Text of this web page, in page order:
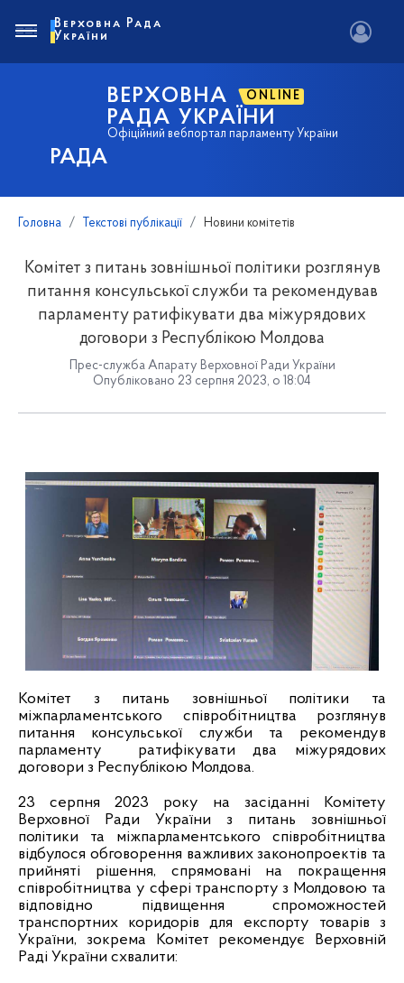
РАДА
ВЕРХОВНА ONLINE
РАДА УКРАЇНИ
Офіційний вебпортал парламенту України
Верховна Рада
України
Головна Текстові публікації Новини комітетів
Комітет з питань зовнішньої політики розглянув
питання консульської служби та рекомендував
парламенту ратифікувати два міжурядових
договори з Республікою Молдова
Прес-служба Апарату Верховної Ради України
Опубліковано 23 серпня 2023, о 18:04
Комітет з питань зовнішньої політики та
міжпарламентського співробітництва розглянув
питання консульської служби та рекомендув
парламенту
ратифікувати два міжурядових
договори з Республікою Молдова.
23 серпня 2023 року на засіданні Комітету
Верховної Ради України з питань зовнішньої
політики та міжпарламентського співробітництва
відбулося обговорення важливих законопроектів та
прийняті рішення, спрямовані на покращення
співробітництва у сфері транспорту з Молдовою та
відповідно підвищення спроможностей
транспортних коридорів для експорту товарів з
України, зокрема Комітет рекомендує Верховній
Раді України схвалити: